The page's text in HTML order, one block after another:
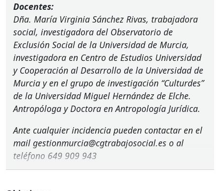
Docentes:
Dña. María Virginia Sánchez Rivas, trabajadora
social, investigadora del Observatorio de
Exclusión Social de la Universidad de Murcia,
investigadora en Centro de Estudios Universidad
y Cooperación al Desarrollo de la Universidad de
Murcia y en el grupo de investigación “Culturdes”
de la Universidad Miguel Hernández de Elche.
Antropóloga y Doctora en Antropología Jurídica.
Ante cualquier incidencia pueden contactar en el
mail gestionmurcia@cgtrabajosocial.es o al
teléfono 649 909 943